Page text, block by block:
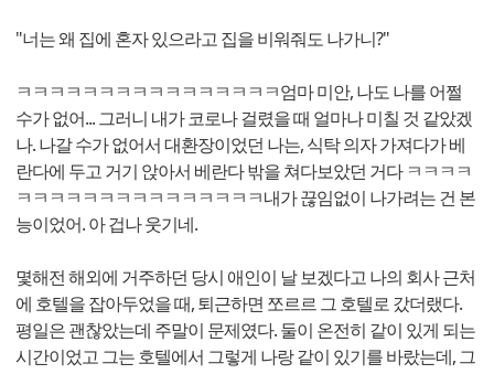
"너는 왜 집에 혼자 있으라고 집을 비워줘도 나가니?"
ㅋㅋㅋㅋㅋㅋㅋㅋㅋㅋㅋㅋㅋㅋㅋㅋ엄마 미안, 나도 나를 어쩔
수가 없어... 그러니 내가 코로나 걸렸을 때 얼마나 미칠 것 같았겠
나. 나갈 수가 없어서 대환장이었던 나는, 식탁 의자 가져다가 베
란다에 두고 거기 앉아서 베란다 밖을 쳐다보았던 거다 ㅋㅋㅋㅋ
ㅋㅋㅋㅋㅋㅋㅋㅋㅋㅋㅋㅋㅋㅋㅋ내가 끊임없이 나가려는 건 본
능이었어. 아 겁나 웃기네.
몇해전 해외에 거주하던 당시 애인이 날 보겠다고 나의 회사 근처
에 호텔을 잡아두었을 때, 퇴근하면 쪼르르 그 호텔로 갔더랬다.
평일은 괜찮았는데 주말이 문제였다. 둘이 온전히 같이 있게 되는
시간이었고 그는 호텔에서 그렇게 나랑 같이 있기를 바랐는데, 그